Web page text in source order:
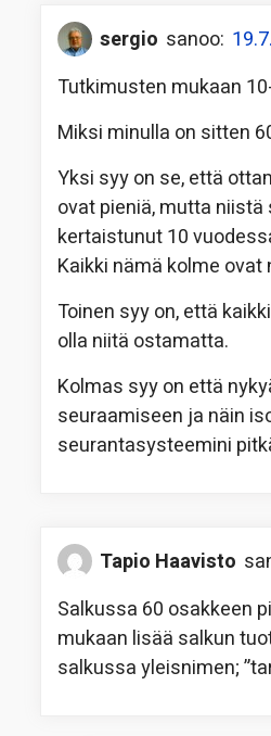
sergio sanoo:
Tutkimusten mukaan
Miksi minulla on sitten
Yksi syy on se, että
ovat pieniä, mutta
kertaistunut 10
Kaikki nämä kolme
Toinen syy on, että
olla niitä ostamatta.
Kolmas syy on että
seuraamiseen ja näin
seurantasysteemini
Tapio Haavisto
Salkussa 60 osakkeen
mukaan lisää salkun
salkussa yleisnimen;